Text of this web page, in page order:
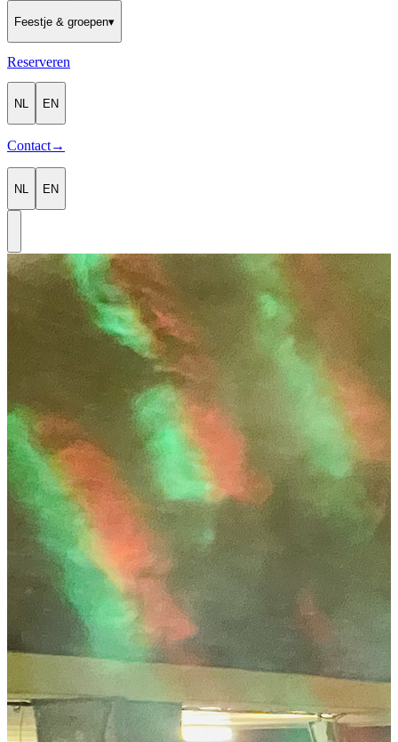
Feestje & groepen▾
Reserveren
NL EN
Contact→
NL EN